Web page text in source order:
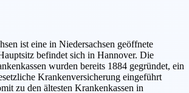
ist eine in Niedersachsen geöffnete
befindet sich in Hannover. Die
wurden bereits 1884 gegründet, ein
Krankenversicherung eingeführt
zu den ältesten Krankenkassen in